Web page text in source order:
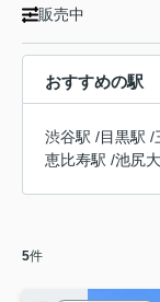
販売中
おすすめの駅
渋谷駅 /目黒駅 /
恵比寿駅 /池尻
5件